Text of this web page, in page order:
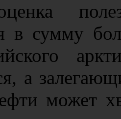
в сумму
а
может